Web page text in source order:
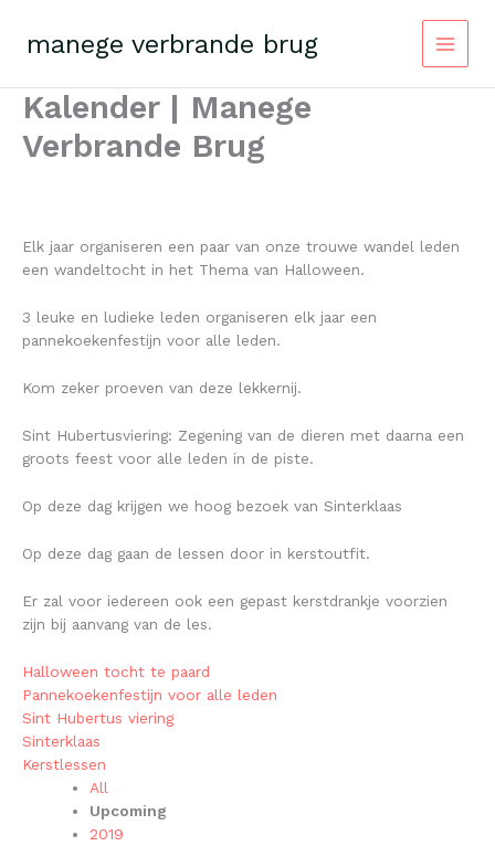
contentmanege verbrande brug
Kalender | Manege
Verbrande Brug
Elk jaar organiseren een paar van onze trouwe wandel leden
een wandeltocht in het Thema van Halloween.
3 leuke en ludieke leden organiseren elk jaar een
pannekoekenfestijn voor alle leden.
Kom zeker proeven van deze lekkernij.
Sint Hubertusviering: Zegening van de dieren met daarna een
groots feest voor alle leden in de piste.
Op deze dag krijgen we hoog bezoek van Sinterklaas
Op deze dag gaan de lessen door in kerstoutfit.
Er zal voor iedereen ook een gepast kerstdrankje voorzien
zijn bij aanvang van de les.
Halloween tocht te paard
Pannekoekenfestijn voor alle leden
Sint Hubertus viering
Sinterklaas
Kerstlessen
All
Upcoming
2019